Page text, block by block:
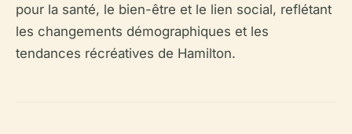
pour la santé, le bien-être et le lien social, reflétant
les changements démographiques et les
tendances récréatives de Hamilton.